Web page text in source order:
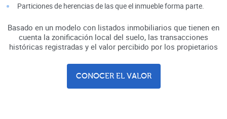
Particiones de herencias de las que el inmueble forma parte.
Basado en un modelo con listados inmobiliarios que tienen en
cuenta la zonificación local del suelo, las transacciones
históricas registradas y el valor percibido por los propietarios
CONOCER EL VALOR